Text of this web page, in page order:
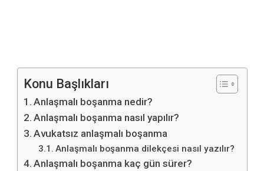
Konu Başlıkları
Anlaşmalı boşanma nedir?
Anlaşmalı boşanma nasıl yapılır?
Avukatsız anlaşmalı boşanma
Anlaşmalı boşanma dilekçesi nasıl yazılır?
Anlaşmalı boşanma kaç gün sürer?